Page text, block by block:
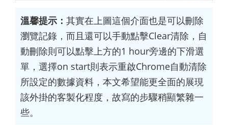
溫馨提示： 其實在上圖這個介面也是可以刪除
瀏覽記錄，而且還可以手動點擊Clear清除，自
動刪除則可以點擊上方的1 hour旁邊的下滑選
單，選擇on start則表示重啟Chrome自動清除
所設定的數據資料，本文希望能更全面的展現
該外掛的客製化程度，故寫的步驟稍顯繁雜一
些。